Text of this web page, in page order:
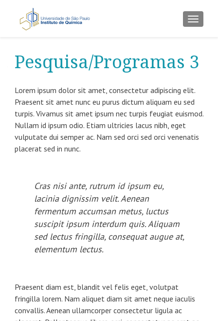
Pesquisa/Programas 3
Lorem ipsum dolor sit amet, consectetur adipiscing elit.
Praesent sit amet nunc eu purus dictum aliquam eu sed
turpis. Vivamus sit amet ipsum nec turpis feugiat euismod.
Nullam id ipsum odio. Etiam ultricies lacus nibh, eget
vulputate dui semper ac. Nam sed orci sed orci venenatis
placerat sed in nunc.
Cras nisi ante, rutrum id ipsum eu,
lacinia dignissim velit. Aenean
fermentum accumsan metus, luctus
suscipit ipsum interdum quis. Aliquam
sed lectus fringilla, consequat augue at,
elementum lectus.
Praesent diam est, blandit vel felis eget, volutpat
fringilla lorem. Nam aliquet diam sit amet neque iaculis
convallis. Aenean ullamcorper consectetur ligula ac